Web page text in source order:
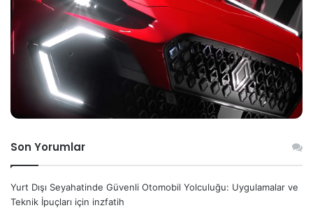
Son Yorumlar
Yurt Dışı Seyahatinde Güvenli Otomobil Yolculuğu: Uygulamalar ve
Teknik İpuçları için inzfatih